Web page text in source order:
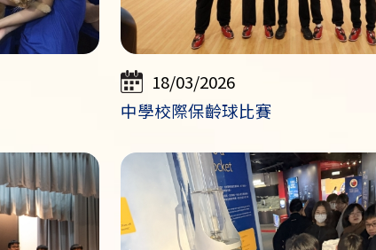
18/03/2026
中學校際保齡球比賽